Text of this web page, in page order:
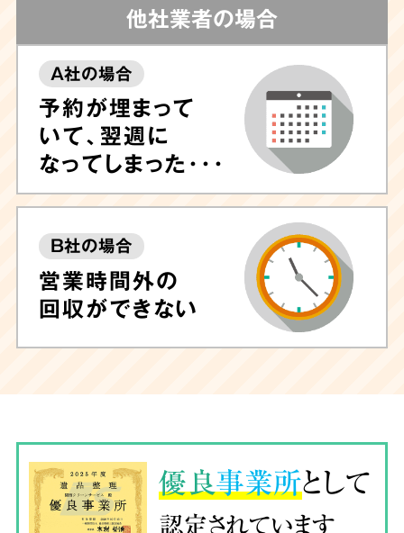
他社業者の場合
A社の場合
予約が埋まって
いて、翌週に
なってしまった･･･
B社の場合
営業時間外の
回収ができない
優良事業所として
認定されています